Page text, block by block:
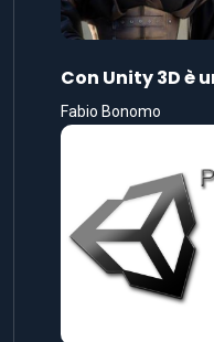
Con Unity 3D è
Fabio Bonomo